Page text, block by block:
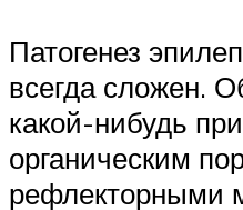
Патогенез
всегда сложен.
какой-нибудь
органическим
рефлекторными